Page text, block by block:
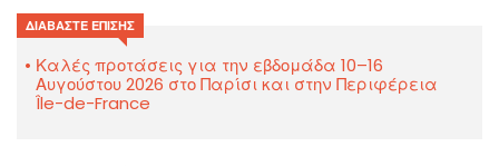
ΔΙΑΒΆΣΤΕ ΕΠΊΣΗΣ
Καλές προτάσεις για την εβδομάδα 10–16
Αυγούστου 2026 στο Παρίσι και στην Περιφέρεια
Île-de-France